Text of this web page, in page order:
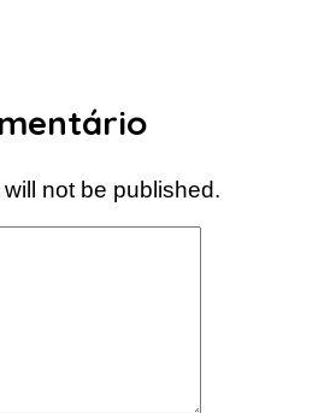
not be published.